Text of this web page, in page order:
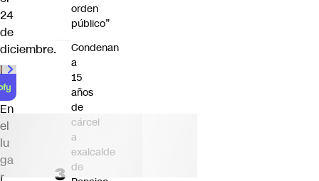
24
de
diciembre.
En
el
lu
ga
r
orden
público”
Condenan
a
15
años
de
cárcel
a
exalcalde
de